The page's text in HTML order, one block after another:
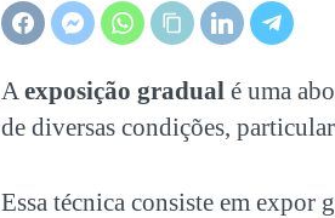
Aexposição gradual é uma
de diversas condições,
Essa técnica consiste em